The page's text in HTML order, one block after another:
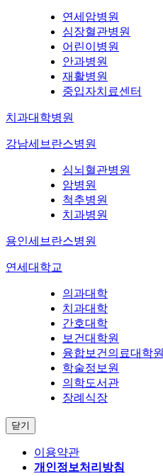
연세암병원
심장혈관병원
어린이병원
안과병원
재활병원
중입자치료센터
치과대학병원
강남세브란스병원
심뇌혈관병원
암병원
척추병원
치과병원
용인세브란스병원
연세대학교
의과대학
치과대학
간호대학
보건대학원
융합보건의료대학원
학술정보원
의학도서관
장례식장
닫기
이용약관
개인정보처리방침